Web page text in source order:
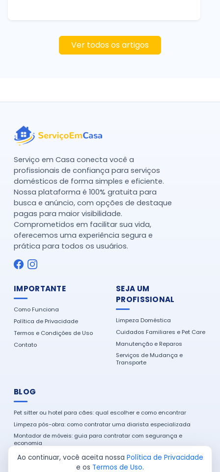
Ver todos os artigos
Serviço em Casa conecta você a
profissionais de confiança para serviços
domésticos de forma simples e eficiente.
Nossa plataforma é 100% gratuita para
busca e anúncio, com opções de destaque
pagas para maior visibilidade.
Comprometidos em facilitar sua vida,
oferecemos uma experiência segura e
prática para todos os usuários.
IMPORTANTE
Como Funciona
Política de Privacidade
Termos e Condições de Uso
Contato
SEJA UM
PROFISSIONAL
Limpeza Doméstica
Cuidados Familiares e Pet Care
Manutenção e Reparos
Serviços de Mudança e
Transporte
BLOG
Pet sitter ou hotel para cães: qual escolher e como encontrar
Limpeza pós-obra: como contratar uma diarista especializada
Montador de móveis: guia para contratar com segurança e
economia
Como encontrar um eletricista de confiança na sua cidade
Ao continuar, você aceita nossa Política de Privacidade
e os Termos de Uso.